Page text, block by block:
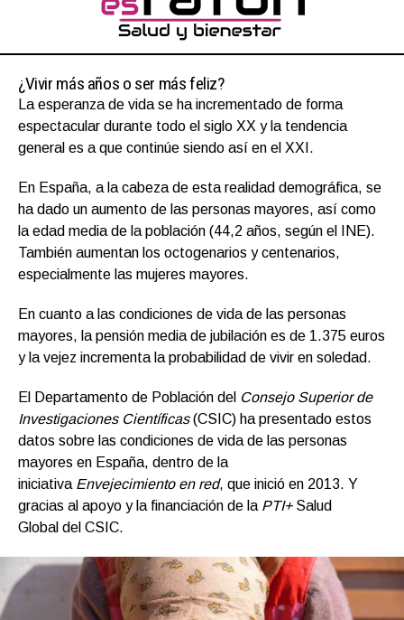
¿Vivir más años o ser más feliz?
La esperanza de vida se ha incrementado de forma
espectacular durante todo el siglo XX y la tendencia
general es a que continúe siendo así en el XXI.
En España, a la cabeza de esta realidad demográfica, se
ha dado un aumento de las personas mayores, así como
la edad media de la población (44,2 años, según el INE).
También aumentan los octogenarios y centenarios,
especialmente las mujeres mayores.
En cuanto a las condiciones de vida de las personas
mayores, la pensión media de jubilación es de 1.375 euros
y la vejez incrementa la probabilidad de vivir en soledad.
El Departamento de Población del Consejo Superior de
Investigaciones Científicas(CSIC) ha presentado estos
datos sobre las condiciones de vida de las personas
mayores en España, dentro de la
iniciativa Envejecimiento en red, que inició en 2013. Y
gracias al apoyo y la financiación de la PTI+ Salud
Global del CSIC.